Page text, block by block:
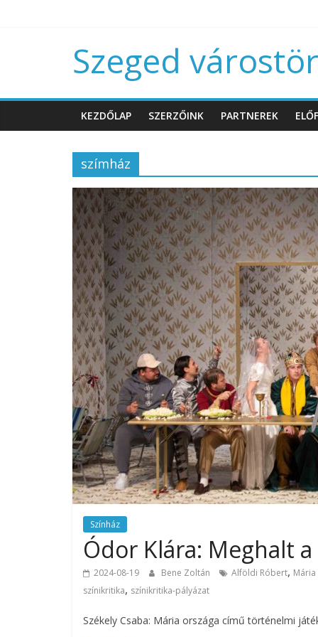
Szeged
KEZDŐLAP SZERZŐINK PARTNEREK
szímház
Színház
Ódor Klára: Meghalt
2024-08-19 Bene Zoltán Alföldi Róbert,
színikritika, színikritika-pályázat
Székely Csaba: Mária országa című történelmi